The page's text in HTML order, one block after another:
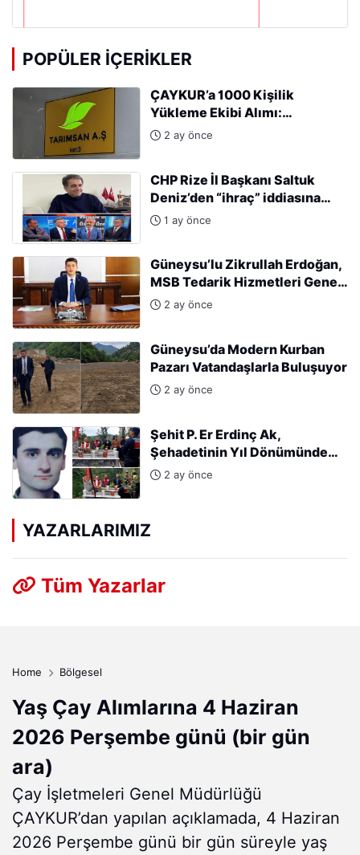
POPÜLER İÇERIKLER
ÇAYKUR’a 1000 Kişilik
Yükleme Ekibi Alımı:
Başvurular Başladı
2 ay önce
CHP Rize İl Başkanı Saltuk
Deniz’den “ihraç” iddiasına
sert tepki: “Kararları Sinan
1 ay önce
Güneysu’lu Zikrullah Erdoğan,
MSB Tedarik Hizmetleri Genel
Müdürlüğü’ne atandı.
2 ay önce
Güneysu’da Modern Kurban
Pazarı Vatandaşlarla Buluşuyor
2 ay önce
Şehit P. Er Erdinç Ak,
Şehadetinin Yıl Dönümünde
Kabri Başında Anıldı
2 ay önce
YAZARLARIMIZ
Tüm Yazarlar
Home Bölgesel
Yaş Çay Alımlarına 4 Haziran
2026 Perşembe günü (bir gün
ara)
Çay İşletmeleri Genel Müdürlüğü
ÇAYKUR’dan yapılan açıklamada, 4 Haziran
2026 Perşembe günü bir gün süreyle yaş